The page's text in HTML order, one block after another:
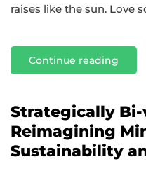
raises like the sun. Love
Continue reading
Strategically
Reimagining
Sustainability